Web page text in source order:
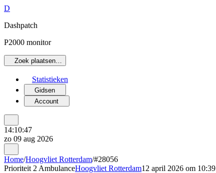
D
Dashpatch
P2000 monitor
Zoek plaatsen…
Statistieken
Gidsen
Account
14:10:47
zo 09 aug 2026
Home/Hoogvliet Rotterdam/#28056
Prioriteit 2 AmbulanceHoogvliet Rotterdam12 april 2026 om 10:39